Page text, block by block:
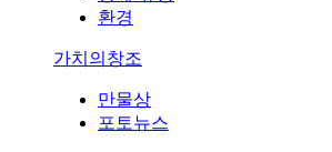
환경
가치의창조
만물상
포토뉴스